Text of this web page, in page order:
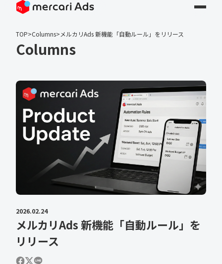
TOP>Columns> メルカリAds 新機能「自動ルール」をリリース
Columns
2026.02.24
メルカリAds 新機能「自動ルール」を
リリース